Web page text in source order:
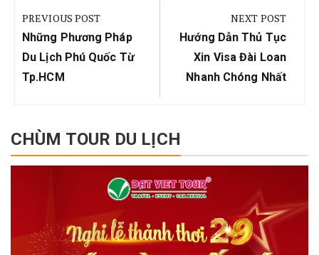
hướng
bài
viết
PREVIOUS POST
Previous
Post:
Những Phương Pháp
Du Lịch Phú Quốc Từ
Tp.HCM
NEXT POST
Next
Post:
Hướng Dẫn Thủ Tục
Xin Visa Đài Loan
Nhanh Chóng Nhất
CHÙM TOUR DU LỊCH